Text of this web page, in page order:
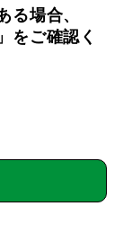
る場合、
をご確認く